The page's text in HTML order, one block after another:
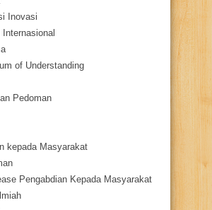
Inovasi
Internasional
of Understanding
Pedoman
kepada Masyarakat
Pengabdian Kepada Masyarakat